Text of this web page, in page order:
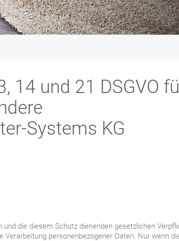
14 und 21 DSGVO
Systems KG
die diesem Schutz dienenden gesetzlichen
personenbezogener Daten. Nur wenn